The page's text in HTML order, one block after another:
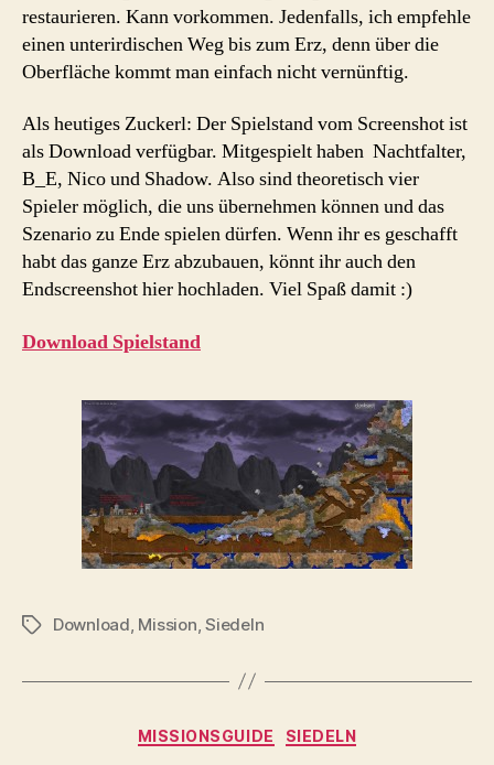
restaurieren. Kann vorkommen. Jedenfalls, ich empfehle
einen unterirdischen Weg bis zum Erz, denn über die
Oberfläche kommt man einfach nicht vernünftig.
Als heutiges Zuckerl: Der Spielstand vom Screenshot ist
als Download verfügbar. Mitgespielt haben Nachtfalter,
B_E, Nico und Shadow. Also sind theoretisch vier
Spieler möglich, die uns übernehmen können und das
Szenario zu Ende spielen dürfen. Wenn ihr es geschafft
habt das ganze Erz abzubauen, könnt ihr auch den
Endscreenshot hier hochladen. Viel Spaß damit :)
Download Spielstand
Schlagwörter
Download Mission ,Siedeln
Kategorien
MISSIONSGUIDE SIEDELN